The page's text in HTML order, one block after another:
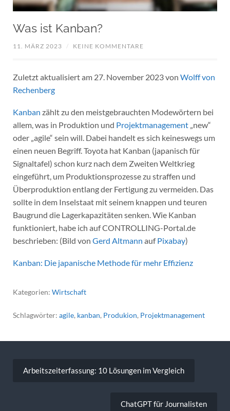
Was ist Kanban?
11. MÄRZ 2023 / KEINE KOMMENTARE
Zuletzt aktualisiert am 27. November 2023 von Wolff von
Rechenberg
Kanban zählt zu den meistgebrauchten Modewörtern bei
allem, was in Produktion und Projektmanagement„new“
oder „agile“ sein will. Dabei handelt es sich keineswegs um
einen neuen Begriff. Toyota hat Kanban (japanisch für
Signaltafel) schon kurz nach dem Zweiten Weltkrieg
eingeführt, um Produktionsprozesse zu straffen und
Überproduktion entlang der Fertigung zu vermeiden. Das
sollte in dem Inselstaat mit seinem knappen und teuren
Baugrund die Lagerkapazitäten senken. Wie Kanban
funktioniert, habe ich auf CONTROLLING-Portal.de
beschrieben: (Bild von Gerd Altmann aufPixabay)
Kanban: Die japanische Methode für mehr Effizienz
Kategorien: Wirtschaft
Schlagwörter: agile, kanban, Produkion, Projektmanagement
Arbeitszeiterfassung: 10 Lösungen im Vergleich
ChatGPT für Journalisten